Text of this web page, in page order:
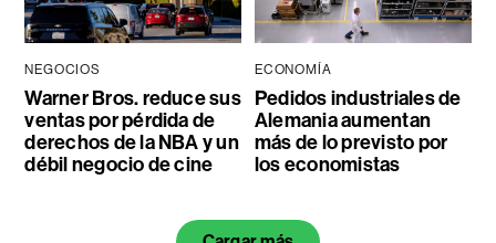
NEGOCIOS
Warner Bros. reduce sus
ventas por pérdida de
derechos de la NBA y un
débil negocio de cine
ECONOMÍA
Pedidos industriales de
Alemania aumentan
más de lo previsto por
los economistas